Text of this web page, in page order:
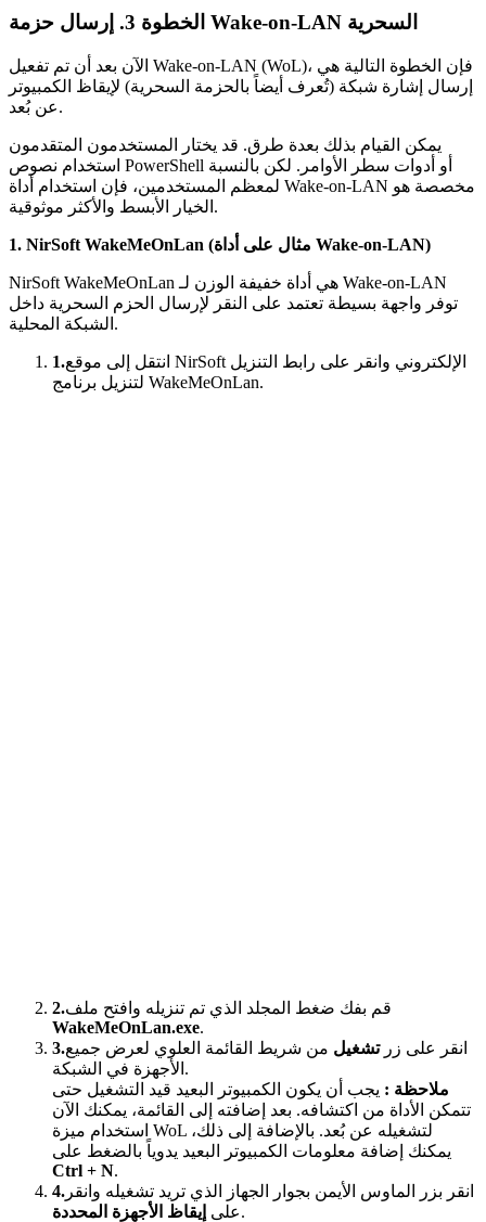
الخطوة 3. إرسال حزمة Wake-on-LAN السحرية
الآن بعد أن تم تفعيل Wake-on-LAN (WoL)، فإن الخطوة التالية هي
إرسال إشارة شبكة (تُعرف أيضاً بالحزمة السحرية) لإيقاظ الكمبيوتر
عن بُعد.
يمكن القيام بذلك بعدة طرق. قد يختار المستخدمون المتقدمون
استخدام نصوص PowerShell أو أدوات سطر الأوامر. لكن بالنسبة
لمعظم المستخدمين، فإن استخدام أداة Wake-on-LAN مخصصة هو
الخيار الأبسط والأكثر موثوقية.
1. NirSoft WakeMeOnLan (مثال على أداة Wake-on-LAN)
NirSoft WakeMeOnLan هي أداة خفيفة الوزن لـ Wake-on-LAN
توفر واجهة بسيطة تعتمد على النقر لإرسال الحزم السحرية داخل
الشبكة المحلية.
1.انتقل إلى موقع NirSoft الإلكتروني وانقر على رابط التنزيل
لتنزيل برنامج WakeMeOnLan.
2.قم بفك ضغط المجلد الذي تم تنزيله وافتح ملف
WakeMeOnLan.exe.
3.
انقر على زرتشغيل من شريط القائمة العلوي لعرض جميع
الأجهزة في الشبكة.
ملاحظة : يجب أن يكون الكمبيوتر البعيد قيد التشغيل حتى
تتمكن الأداة من اكتشافه. بعد إضافته إلى القائمة، يمكنك الآن
استخدام ميزة WoL لتشغيله عن بُعد. بالإضافة إلى ذلك،
يمكنك إضافة معلومات الكمبيوتر البعيد يدوياً بالضغط على
Ctrl + N.
4. انقر بزر الماوس الأيمن بجوار الجهاز الذي تريد تشغيله وانقر
على إيقاظ الأجهزة المحددة .